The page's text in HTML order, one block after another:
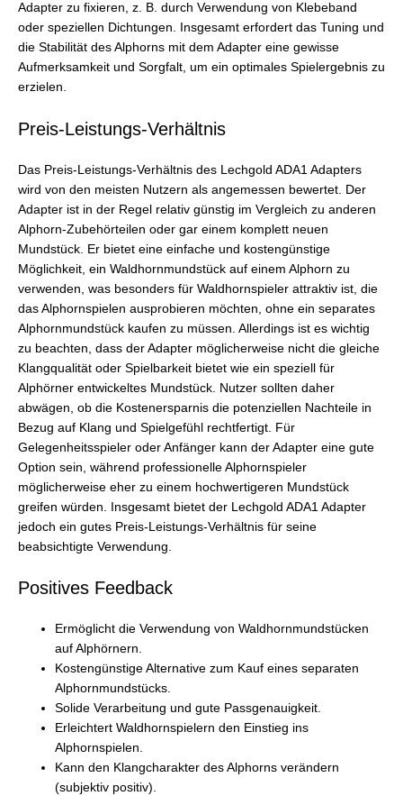
Adapter zu fixieren, z. B. durch Verwendung von Klebeband
oder speziellen Dichtungen. Insgesamt erfordert das Tuning und
die Stabilität des Alphorns mit dem Adapter eine gewisse
Aufmerksamkeit und Sorgfalt, um ein optimales Spielergebnis zu
erzielen.
Preis-Leistungs-Verhältnis
Das Preis-Leistungs-Verhältnis des Lechgold ADA1 Adapters
wird von den meisten Nutzern als angemessen bewertet. Der
Adapter ist in der Regel relativ günstig im Vergleich zu anderen
Alphorn-Zubehörteilen oder gar einem komplett neuen
Mundstück. Er bietet eine einfache und kostengünstige
Möglichkeit, ein Waldhornmundstück auf einem Alphorn zu
verwenden, was besonders für Waldhornspieler attraktiv ist, die
das Alphornspielen ausprobieren möchten, ohne ein separates
Alphornmundstück kaufen zu müssen. Allerdings ist es wichtig
zu beachten, dass der Adapter möglicherweise nicht die gleiche
Klangqualität oder Spielbarkeit bietet wie ein speziell für
Alphörner entwickeltes Mundstück. Nutzer sollten daher
abwägen, ob die Kostenersparnis die potenziellen Nachteile in
Bezug auf Klang und Spielgefühl rechtfertigt. Für
Gelegenheitsspieler oder Anfänger kann der Adapter eine gute
Option sein, während professionelle Alphornspieler
möglicherweise eher zu einem hochwertigeren Mundstück
greifen würden. Insgesamt bietet der Lechgold ADA1 Adapter
jedoch ein gutes Preis-Leistungs-Verhältnis für seine
beabsichtigte Verwendung.
Positives Feedback
Ermöglicht die Verwendung von Waldhornmundstücken
auf Alphörnern.
Kostengünstige Alternative zum Kauf eines separaten
Alphornmundstücks.
Solide Verarbeitung und gute Passgenauigkeit.
Erleichtert Waldhornspielern den Einstieg ins
Alphornspielen.
Kann den Klangcharakter des Alphorns verändern
(subjektiv positiv).